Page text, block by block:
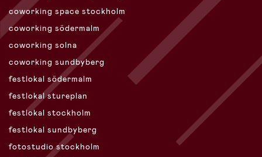
coworking space stockholm
coworking södermalm
coworking solna
coworking sundbyberg
festlokal södermalm
festlokal stureplan
festlokal stockholm
festlokal sundbyberg
fotostudio stockholm